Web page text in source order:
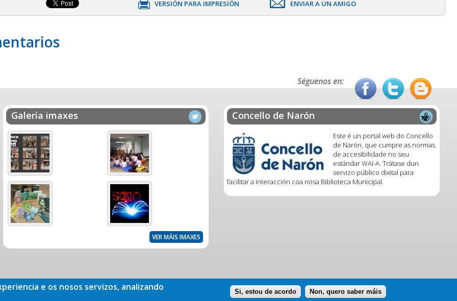
VERSIÓN PARA IMPRESIÓN ENVIAR A UN AMIGO
Séguenos en:
Galería imaxes
VER MÁIS IMAXES
Concello de Narón
Este é un portal web do Concello
de Narón, que cumpre as normas
de accesibilidade no seu
estándar WAI-A. Trátase dun
servizo público dixital para
facilitar a interacción coa nosa Biblioteca Municipal.
e os nosos servizos, analizando Si, estou de acordo Non, quero saber máis